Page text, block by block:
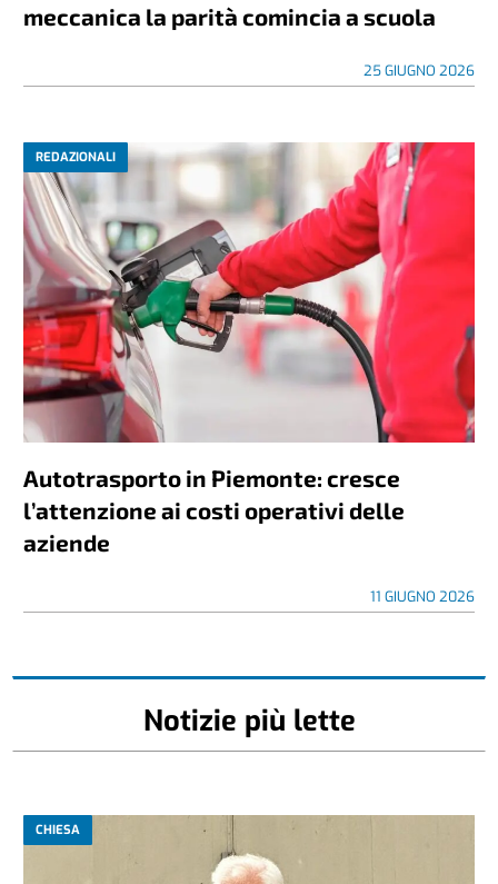
meccanica la parità comincia a scuola
25 GIUGNO 2026
REDAZIONALI
Autotrasporto in Piemonte: cresce
l’attenzione ai costi operativi delle
aziende
11 GIUGNO 2026
Notizie più lette
CHIESA